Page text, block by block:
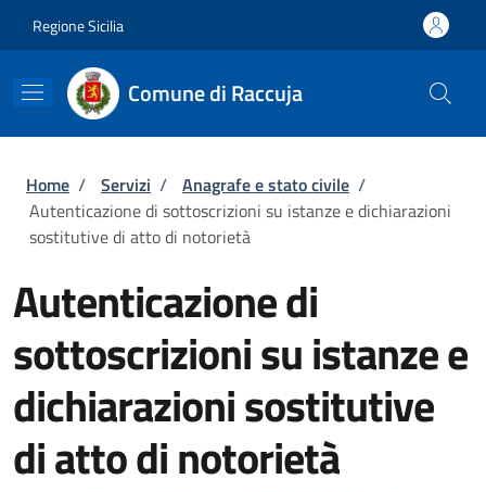
Regione Sicilia
Comune di Raccuja
Briciole di pane
Home / Servizi / Anagrafe e stato civile /
Autenticazione di sottoscrizioni su istanze e dichiarazioni
sostitutive di atto di notorietà
Autenticazione di
sottoscrizioni su istanze e
dichiarazioni sostitutive
di atto di notorietà